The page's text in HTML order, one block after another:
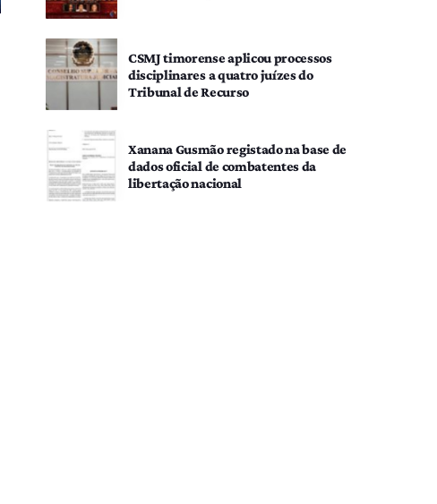
CSMJ timorense aplicou processos
disciplinares a quatro juízes do
Tribunal de Recurso
Xanana Gusmão registado na base de
dados oficial de combatentes da
libertação nacional